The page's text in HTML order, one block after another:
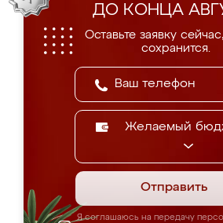
ДО КОНЦА
Оставьте заявку
сохранится.
Желаемый
Отправить
Я соглашаюсь на передачу